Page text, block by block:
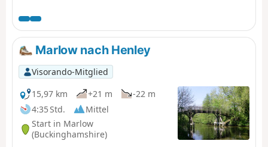
Verbindungen, das schöne Clivedon, Reach und
Boulter's Lock, die berühmte Eisenbahnbrücke, Monkey
Island, den beeindruckenden Rudersee von Eton, das
Arboretum und das Naturschutzgebiet Windsor Castle
entdecken.
Marlow nach Henley
Visorando-Mitglied
15,97 km
+21 m
-22 m
4:35 Std.
Mittel
Start in Marlow
(Buckinghamshire)